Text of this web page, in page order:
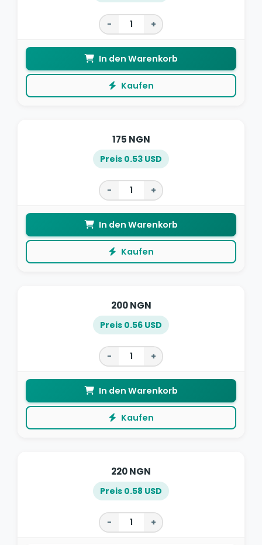
− +
In den Warenkorb
Kaufen
175 NGN
Preis 0.53 USD
− +
In den Warenkorb
Kaufen
200 NGN
Preis 0.56 USD
− +
In den Warenkorb
Kaufen
220 NGN
Preis 0.58 USD
− +